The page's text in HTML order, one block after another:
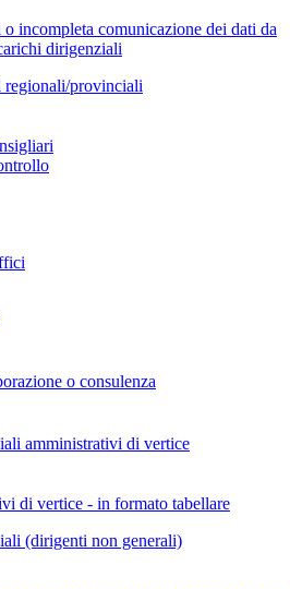
o incompleta comunicazione dei dati da
dirigenziali
provinciali
o consulenza
amministrativi di vertice
di vertice - in formato tabellare
(dirigenti non generali)